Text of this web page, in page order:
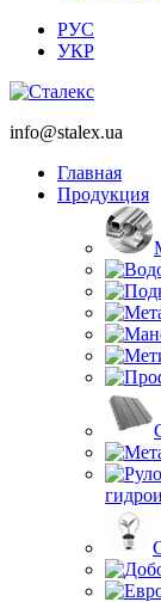
РУС
УКР
info@stalex.ua
Главная
Продукция